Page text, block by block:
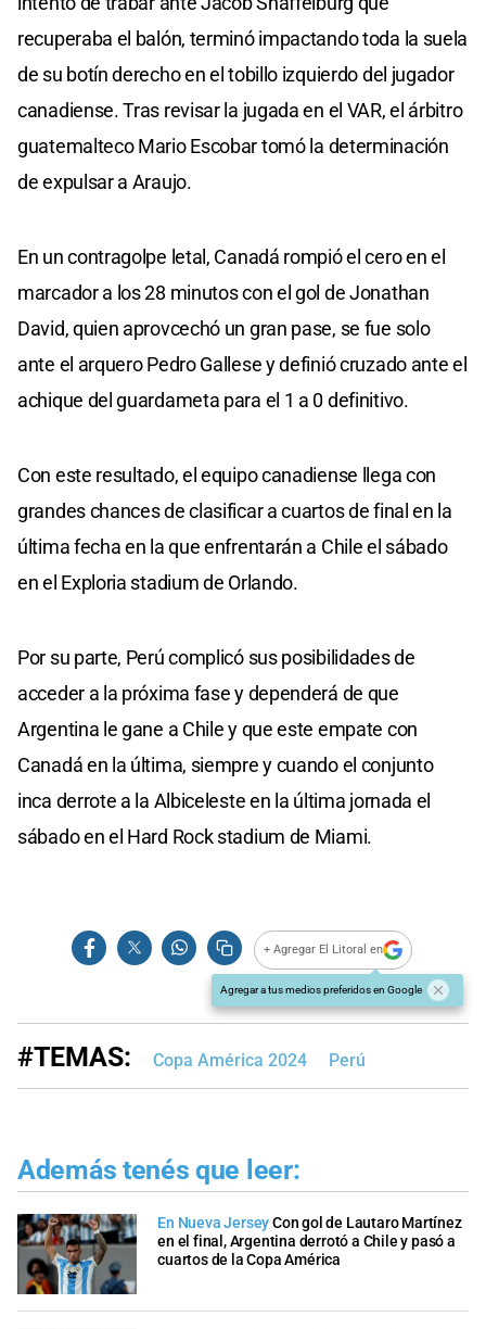
recuperaba el balón, terminó impactando toda la suela
de su botín derecho en el tobillo izquierdo del jugador
canadiense. Tras revisar la jugada en el VAR, el árbitro
guatemalteco Mario Escobar tomó la determinación
de expulsar a Araujo.
En un contragolpe letal, Canadá rompió el cero en el
marcador a los 28 minutos con el gol de Jonathan
David, quien aprovcechó un gran pase, se fue solo
ante el arquero Pedro Gallese y definió cruzado ante el
achique del guardameta para el 1 a 0 definitivo.
Con este resultado, el equipo canadiense llega con
grandes chances de clasificar a cuartos de final en la
última fecha en la que enfrentarán a Chile el sábado
en el Exploria stadium de Orlando.
Por su parte, Perú complicó sus posibilidades de
acceder a la próxima fase y dependerá de que
Argentina le gane a Chile y que este empate con
Canadá en la última, siempre y cuando el conjunto
inca derrote a la Albiceleste en la última jornada el
sábado en el Hard Rock stadium de Miami.
+ Agregar El Litoral en
Agregar a tus medios preferidos en Google
#TEMAS: Copa América 2024 Perú
Además tenés que leer:
En Nueva JerseyCon gol de Lautaro Martínez
en el final, Argentina derrotó a Chile y pasó a
cuartos de la Copa América